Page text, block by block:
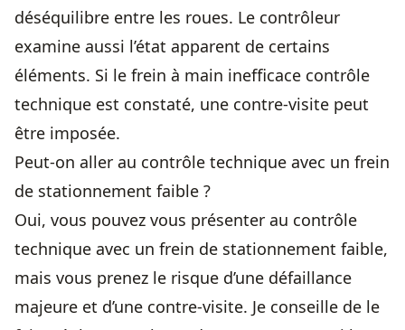
déséquilibre entre les roues. Le contrôleur
examine aussi l’état apparent de certains
éléments. Si le frein à main inefficace contrôle
technique est constaté, une contre-visite peut
être imposée.
Peut-on aller au contrôle technique avec un frein
de stationnement faible ?
Oui, vous pouvez vous présenter au contrôle
technique avec un frein de stationnement faible,
mais vous prenez le risque d’une défaillance
majeure et d’une contre-visite. Je conseille de le